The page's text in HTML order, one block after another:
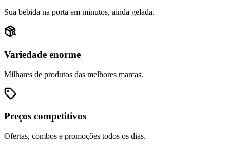
Sua bebida na porta em minutos, ainda gelada.
Variedade enorme
Milhares de produtos das melhores marcas.
Preços competitivos
Ofertas, combos e promoções todos os dias.